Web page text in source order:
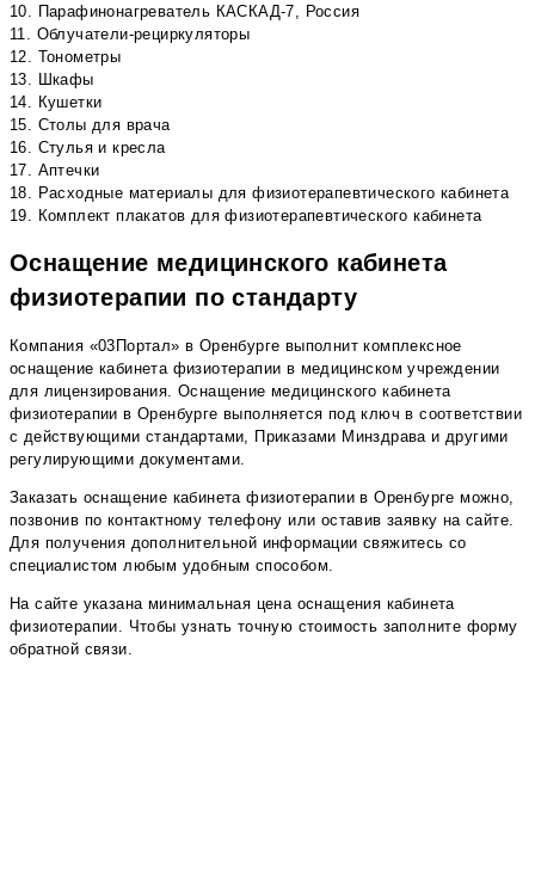
10. Парафинонагреватель КАСКАД-7, Россия
11. Облучатели-рециркуляторы
12. Тонометры
13. Шкафы
14. Кушетки
15. Столы для врача
16. Стулья и кресла
17. Аптечки
18. Расходные материалы для физиотерапевтического кабинета
19. Комплект плакатов для физиотерапевтического кабинета
Оснащение медицинского кабинета
физиотерапии по стандарту
Компания «03Портал» в Оренбурге выполнит комплексное
оснащение кабинета физиотерапии в медицинском учреждении
для лицензирования. Оснащение медицинского кабинета
физиотерапии в Оренбурге выполняется под ключ в соответствии
с действующими стандартами, Приказами Минздрава и другими
регулирующими документами.
Заказать оснащение кабинета физиотерапии в Оренбурге можно,
позвонив по контактному телефону или оставив заявку на сайте.
Для получения дополнительной информации свяжитесь со
специалистом любым удобным способом.
На сайте указана минимальная цена оснащения кабинета
физиотерапии. Чтобы узнать точную стоимость заполните форму
обратной связи.